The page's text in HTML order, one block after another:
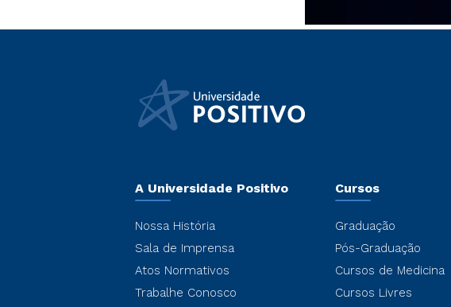
A Universidade Positivo
Nossa História
Sala de Imprensa
Atos Normativos
Trabalhe Conosco
Cursos
Graduação
Pós-Graduação
Cursos de Medicina
Cursos Livres